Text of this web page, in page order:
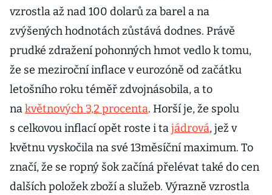
vzrostla až nad 100 dolarů za barel a na
zvýšených hodnotách zůstává dodnes. Právě
prudké zdražení pohonných hmot vedlo k tomu,
že se meziroční inflace v eurozóně od začátku
letošního roku téměř zdvojnásobila, a to
nakvětnových 3,2 procenta. Horší je, že spolu
s celkovou inflací opět roste i tajádrová, jež v
květnu vyskočila na své 13měsíční maximum. To
značí, že se ropný šok začíná přelévat také do cen
dalších položek zboží a služeb. Výrazně vzrostla